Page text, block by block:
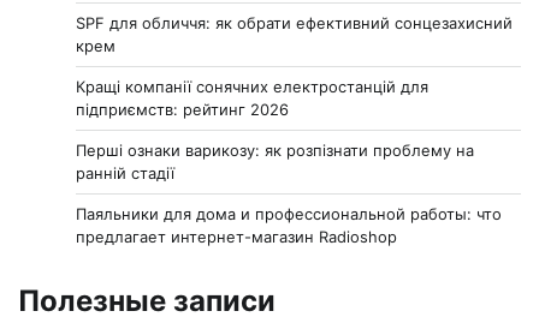
SPF для обличчя: як обрати ефективний сонцезахисний
крем
Кращі компанії сонячних електростанцій для
підприємств: рейтинг 2026
Перші ознаки варикозу: як розпізнати проблему на
ранній стадії
Паяльники для дома и профессиональной работы: что
предлагает интернет-магазин Radioshop
Полезные записи